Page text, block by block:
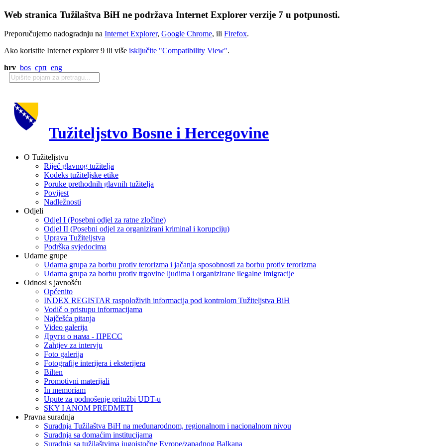
Web stranica Tužilaštva BiH ne podržava Internet Explorer verzije 7 u potpunosti.
Preporučujemo nadogradnju na Internet Explorer, Google Chrome, ili Firefox.
Ako koristite Internet explorer 9 ili više isključite "Compatibility View".
hrv bos срп eng
Tužiteljstvo Bosne i Hercegovine
O Tužiteljstvu
Riječ glavnog tužitelja
Kodeks tužiteljske etike
Poruke prethodnih glavnih tužitelja
Povijest
Nadležnosti
Odjeli
Odjel I (Posebni odjel za ratne zločine)
Odjel II (Posebni odjel za organizirani kriminal i korupciju)
Uprava Tužiteljstva
Podrška svjedocima
Udarne grupe
Udarna grupa za borbu protiv terorizma i jačanja sposobnosti za borbu protiv terorizma
Udarna grupa za borbu protiv trgovine ljudima i organizirane ilegalne imigracije
Odnosi s javnošću
Općenito
INDEX REGISTAR raspoloživih informacija pod kontrolom Tužiteljstva BiH
Vodič o pristupu informacijama
Najčešća pitanja
Video galerija
Други о нама - ПРЕСC
Zahtjev za intervju
Foto galerija
Fotografije interijera i eksterijera
Bilten
Promotivni materijali
In memoriam
Upute za podnošenje pritužbi UDT-u
SKY I ANOM PREDMETI
Pravna suradnja
Suradnja Tužilaštva BiH na međunarodnom, regionalnom i nacionalnom nivou
Suradnja sa domaćim institucijama
Suradnja sa tužilaštvima jugoistočne Evrope/zapadnog Balkana